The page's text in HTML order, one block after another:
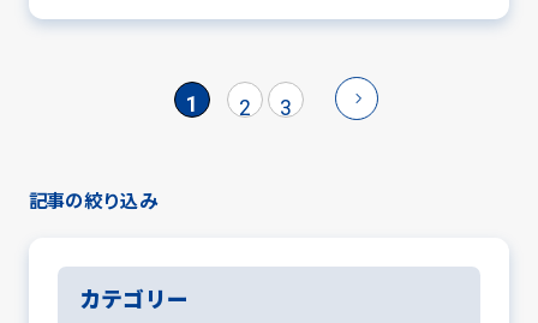
1 2 3
記事の絞り込み
カテゴリー